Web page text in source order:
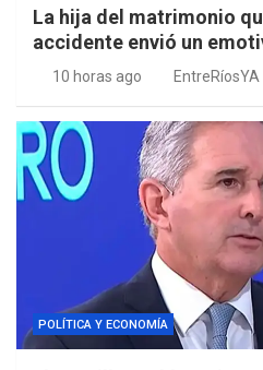
La hija del matrimonio
accidente envió un
10 horas ago EntreRíosYA
POLÍTICA Y ECONOMÍA